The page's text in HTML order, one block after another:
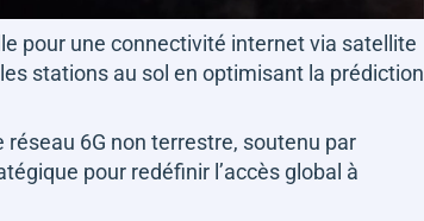
pour une connectivité internet via satellite
stations au sol en optimisant la prédiction
6G non terrestre, soutenu par
pour redéfinir l’accès global à